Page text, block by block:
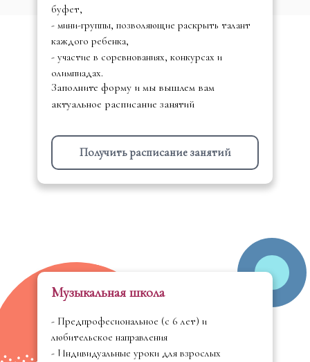
буфет,
- мини-группы, позволяющие раскрыть талант
каждого ребенка,
- участие в соревнованиях, конкурсах и
олимпиадах.
Получить расписание занятий
Заполните форму и мы вышлем вам
актуальное расписание занятий
Музыкальная школа
- Предпрофесиональное (с 6 лет) и
любительское направления
- Индивидуальные уроки для взрослых